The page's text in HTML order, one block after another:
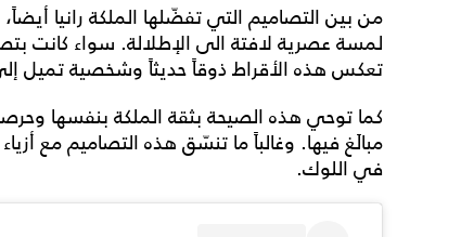
من بين التصاميم التي تفضّلها الملكة رانيا
لمسة عصرية لافتة الى الإطلالة. سواء كانت
تعكس هذه الأقراط ذوقاً حديثاً وشخصية تميل
كما توحي هذه الصيحة بثقة الملكة بنفسها
مبالَغ فيها. وغالباً ما تنسّق هذه التصاميم مع
في اللوك.